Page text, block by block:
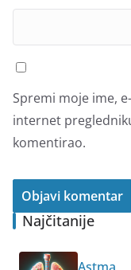
Spremi moje ime,
internet
komentirao.
Najčitanije
Astma